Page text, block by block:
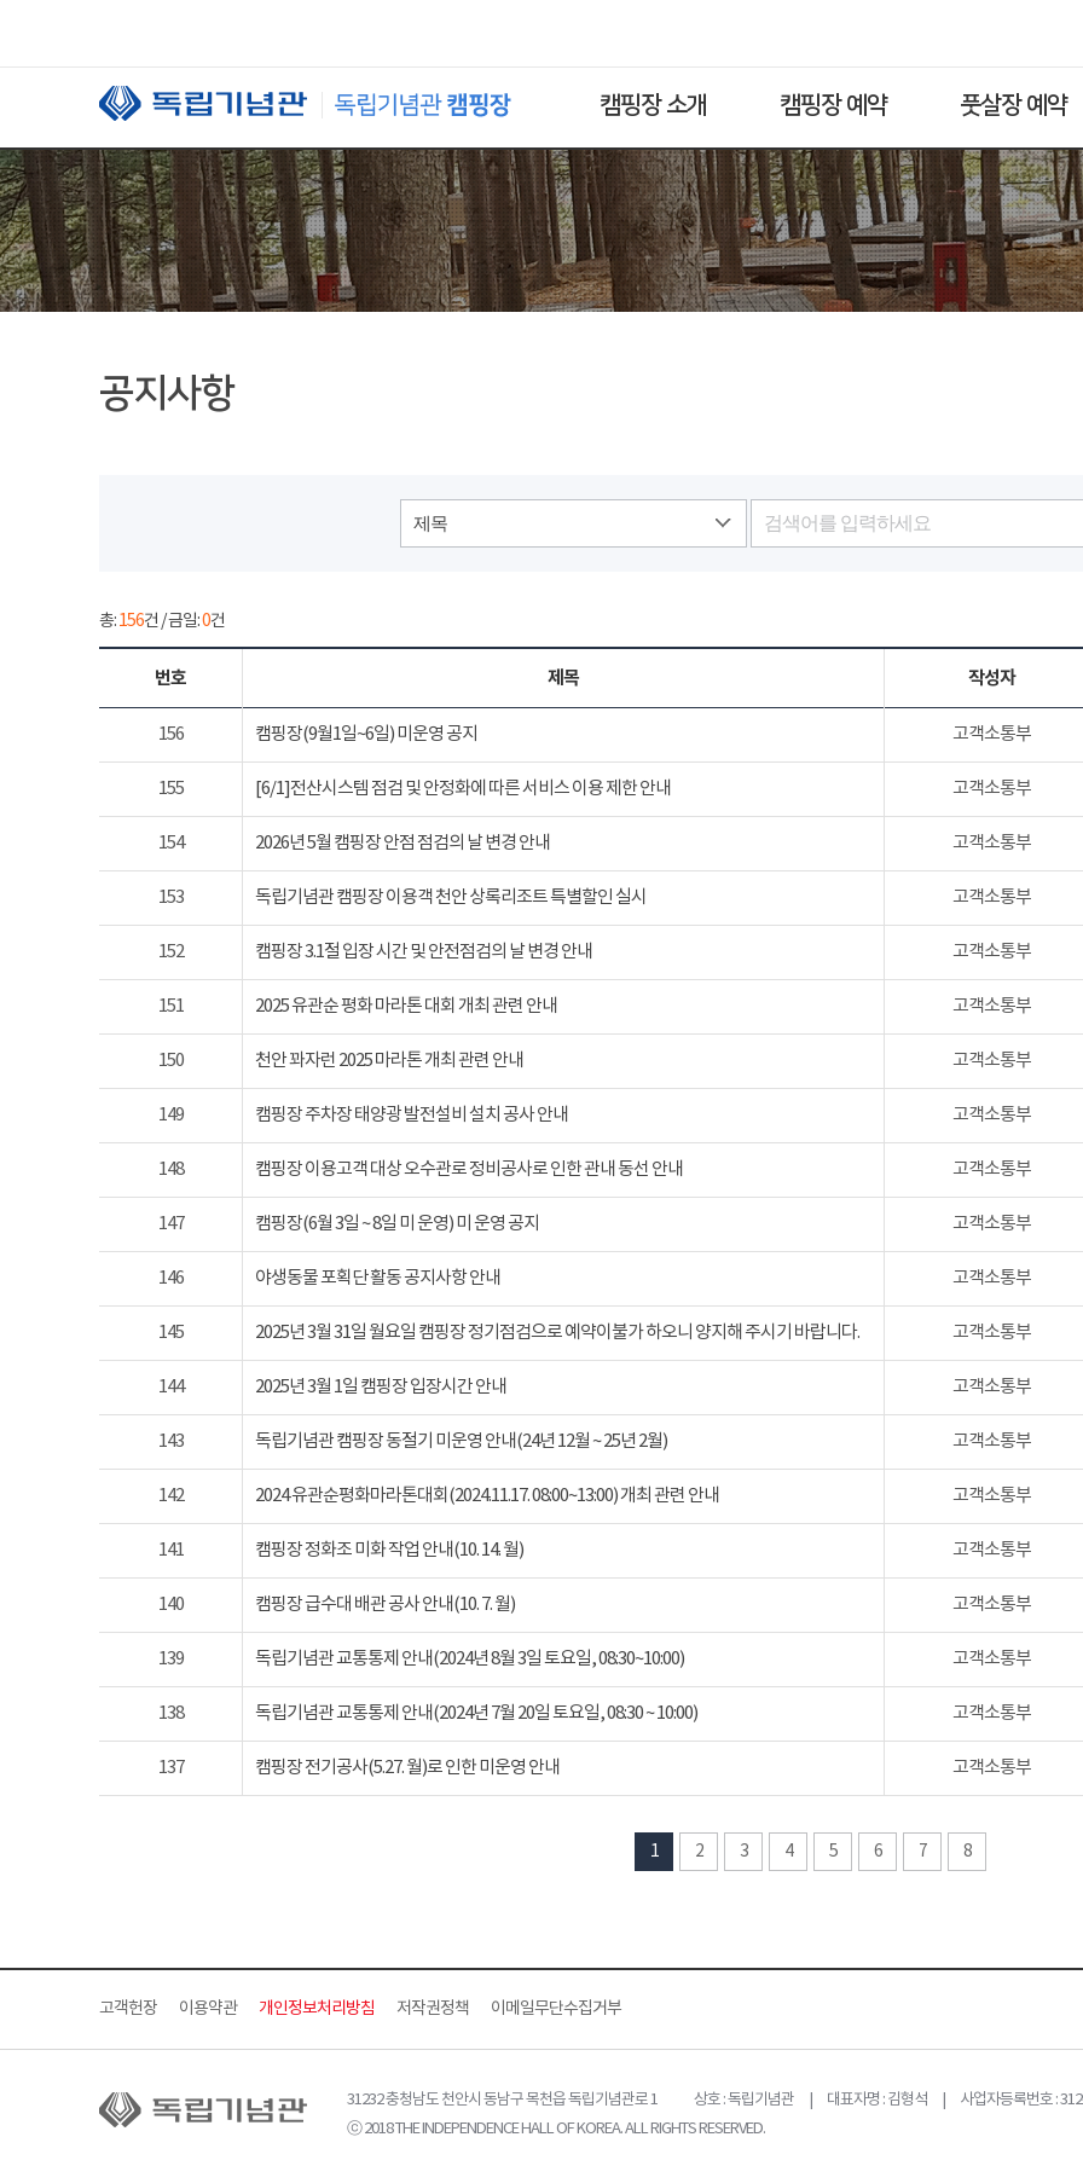
캠핑장 소개 캠핑장 예약 풋살장 예약
공지사항
제목
총:156건 / 금일:0건
번호 제목 작성자
156 캠핑장(9월1일~6일) 미운영 공지 고객소통부
155 [6/1]전산시스템 점검 및 안정화에 따른 서비스 이용 제한 안내 고객소통부
154 2026년 5월 캠핑장 안점 점검의 날 변경 안내 고객소통부
153 독립기념관 캠핑장 이용객 천안 상록리조트 특별할인 실시 고객소통부
152 캠핑장 3.1절 입장 시간 및 안전점검의 날 변경 안내 고객소통부
151 2025 유관순 평화 마라톤 대회 개최 관련 안내 고객소통부
150 천안 꽈자런 2025 마라톤 개최 관련 안내 고객소통부
149 캠핑장 주차장 태양광 발전설비 설치 공사 안내 고객소통부
148 캠핑장 이용고객 대상 오수관로 정비공사로 인한 관내 동선 안내 고객소통부
147 캠핑장(6월 3일 ~ 8일 미 운영) 미 운영 공지 고객소통부
146 야생동물 포획단 활동 공지사항 안내 고객소통부
145 2025년 3월 31일 월요일 캠핑장 정기점검으로 예약이불가 하오니 양지해 주시기 바랍니다. 고객소통부
144 2025년 3월 1일 캠핑장 입장시간 안내 고객소통부
143 독립기념관 캠핑장 동절기 미운영 안내(24년 12월 ~ 25년 2월) 고객소통부
142 2024 유관순평화마라톤대회(2024.11.17. 08:00~13:00) 개최 관련 안내 고객소통부
141 캠핑장 정화조 미화 작업 안내(10. 14. 월) 고객소통부
140 캠핑장 급수대 배관 공사 안내(10. 7. 월) 고객소통부
139 독립기념관 교통통제 안내(2024년 8월 3일 토요일, 08:30~10:00) 고객소통부
138 독립기념관 교통통제 안내(2024년 7월 20일 토요일, 08:30 ~ 10:00) 고객소통부
137 캠핑장 전기공사(5.27. 월)로 인한 미운영 안내 고객소통부
1 2 3 4 5 6 7 8
고객헌장 이용약관 개인정보처리방침 저작권정책 이메일무단수집거부
31232 충청남도 천안시 동남구 목천읍 독립기념관로 1
상호 : 독립기념관 | 대표자명 : 김형석 | 사업자등록번호 :
ⓒ 2018 THE INDEPENDENCE HALL OF KOREA. ALL RIGHTS RESERVED.